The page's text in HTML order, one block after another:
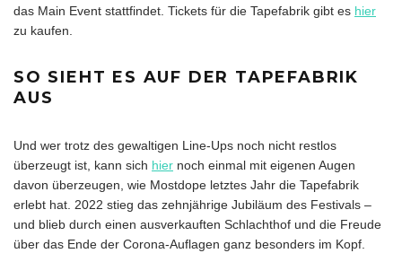
das Main Event stattfindet. Tickets für die Tapefabrik gibt es hier
zu kaufen.
SO SIEHT ES AUF DER TAPEFABRIK
AUS
Und wer trotz des gewaltigen Line-Ups noch nicht restlos
überzeugt ist, kann sich hier noch einmal mit eigenen Augen
davon überzeugen, wie Mostdope letztes Jahr die Tapefabrik
erlebt hat. 2022 stieg das zehnjährige Jubiläum des Festivals –
und blieb durch einen ausverkauften Schlachthof und die Freude
über das Ende der Corona-Auflagen ganz besonders im Kopf.